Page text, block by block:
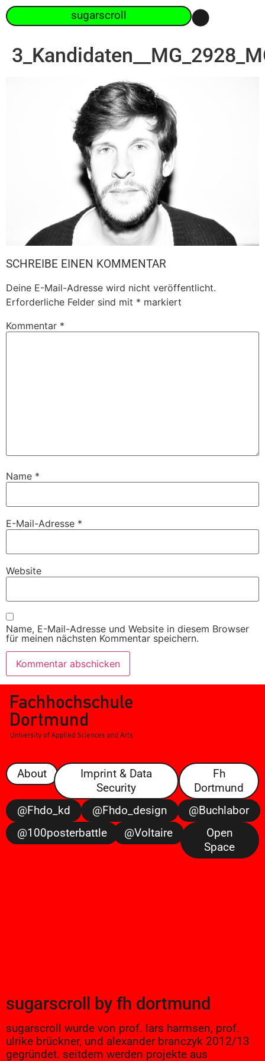
sugarscroll
SCHREIBE EINEN KOMMENTAR
Deine E-Mail-Adresse wird nicht veröffentlicht.
Erforderliche Felder sind mit * markiert
Kommentar *
Name *
E-Mail-Adresse *
Website
Name, E-Mail-Adresse und Website in diesem Browser
für meinen nächsten Kommentar speichern.
About
Imprint & Data
Security
Fh
Dortmund
@fhdo_kd
@fhdo_design
@buchlabor
@100posterbattle
@voltaire
Open
Space
sugarscroll by fh dortmund
sugarscroll wurde von prof. lars harmsen, prof.
ulrike brückner, und alexander branczyk 2012/13
gegründet. seitdem werden projekte aus